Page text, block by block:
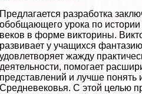
Предлагается разработка
обобщающего урока по
веков в форме викторины.
развивает у учащихся
удовлетворяет жажду
деятельности, помогает
представлений и лучше понять
Средневековья. С этой целью